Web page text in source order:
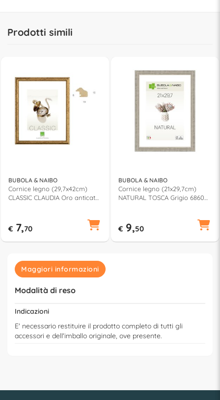
Prodotti simili
BUBOLA & NAIBO
Cornice legno (29,7x42cm)
CLASSIC CLAUDIA Oro anticato
€ 7,70
BUBOLA & NAIBO
Cornice legno (21x29,7cm)
NATURAL TOSCA Grigio 6860
€ 9,50
Maggiori informazioni
Modalità di reso
Indicazioni
E' necessario restituire il prodotto completo di tutti gli
accessori e dell'imballo originale, ove presente.